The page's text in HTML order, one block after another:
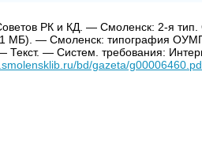
РК и КД. — Смоленск: 2-я
МБ). — Смоленск: типография
— Систем. требования:
bd/gazeta/